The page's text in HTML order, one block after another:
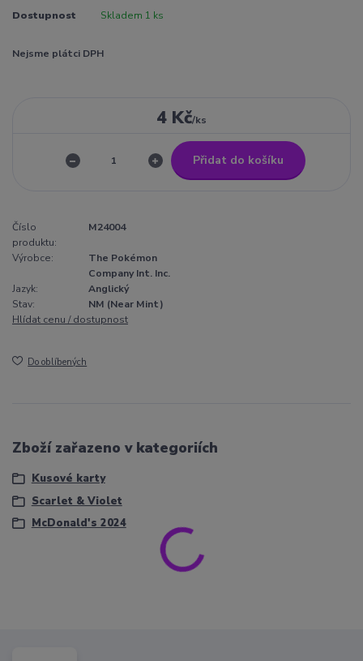
Dostupnost Skladem 1 ks
Nejsme plátci DPH
4 Kč/ks
Přidat do košíku
Číslo
produktu:
M24004
Výrobce:
The Pokémon
Company Int. Inc.
Jazyk:
Anglický
Stav:
NM (Near Mint)
Hlídat cenu / dostupnost
Do oblíbených
Zboží zařazeno v kategoriích
Kusové karty
Scarlet & Violet
McDonald's 2024